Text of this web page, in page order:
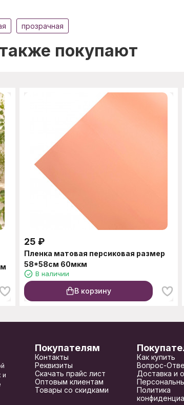
прозрачная
покупают
25 ₽
Пленка матовая персиковая размер
58*58см 60мкм
В наличии
В корзину
и
Покупателям
Контакты
Реквизиты
Скачать прайс лист
Оптовым клиентам
Товары со скидками
Как купить
Вопрос-
Доставка и
Политика